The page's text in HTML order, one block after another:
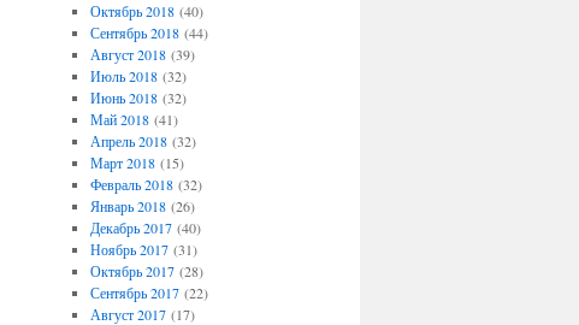
Октябрь 2018(40)
Сентябрь 2018(44)
Август 2018(39)
Июль 2018(32)
Июнь 2018(32)
Май 2018(41)
Апрель 2018(32)
Март 2018(15)
Февраль 2018(32)
Январь 2018(26)
Декабрь 2017(40)
Ноябрь 2017(31)
Октябрь 2017(28)
Сентябрь 2017(22)
Август 2017(17)